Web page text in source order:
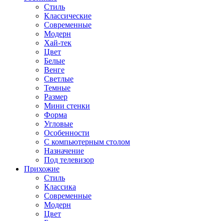
Стиль
Классические
Современные
Модерн
Хай-тек
Цвет
Белые
Венге
Светлые
Темные
Размер
Мини стенки
Форма
Угловые
Особенности
С компьютерным столом
Назначение
Под телевизор
Прихожие
Стиль
Классика
Современные
Модерн
Цвет